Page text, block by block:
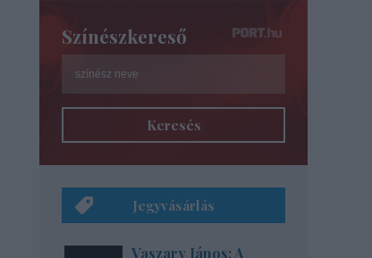
Színészkereső
Keresés
Jegyvásárlás
Vaszary János: A